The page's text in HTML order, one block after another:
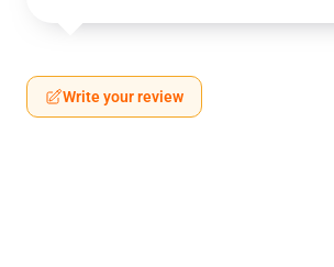
Write your review